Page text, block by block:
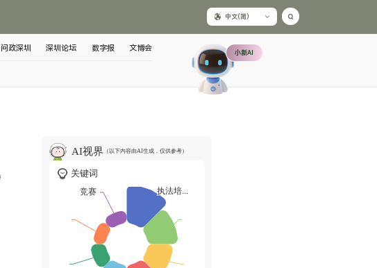
中文(简)
问政深圳 深圳论坛 数字报 文博会 小新AI
AI视界 （以下内容由AI生成，仅供参考）
关键词